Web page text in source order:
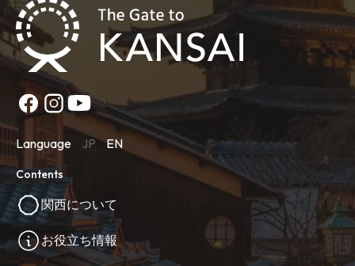
Language JP EN
Contents
関西について
お役立ち情報